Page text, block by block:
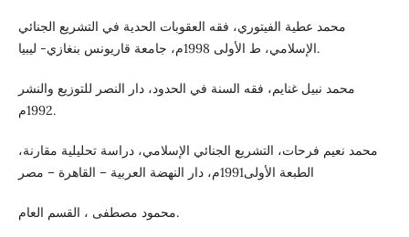
محمد عطية الفيتوري، فقه العقوبات الحدية في التشريع الجنائي
الإسلامي، ط الأولى 1998م، جامعة قاريونس بنغازي- ليبيا.
محمد نبيل غنايم، فقه السنة في الحدود، دار النصر للتوزيع والنشر
1992م.
محمد نعيم فرحات، التشريع الجنائي الإسلامي، دراسة تحليلية مقارنة،
الطبعة الأولى1991م، دار النهضة العربية – القاهرة – مصر
محمود مصطفى ، القسم العام.